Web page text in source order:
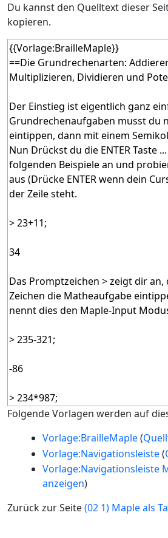
Du kannst den Quelltext dieser
kopieren.
Folgende Vorlagen werden auf
Vorlage:BrailleMaple(
Vorlage:Navigationsleiste(
Vorlage:Navigationsleiste
anzeigen)
Zurück zur Seite(02 1) Maple als